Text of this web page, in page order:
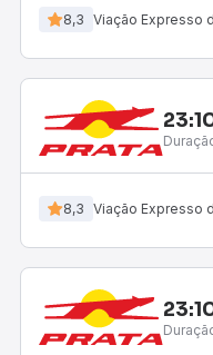
8,3 Viação Expresso
8,3 Viação Expresso